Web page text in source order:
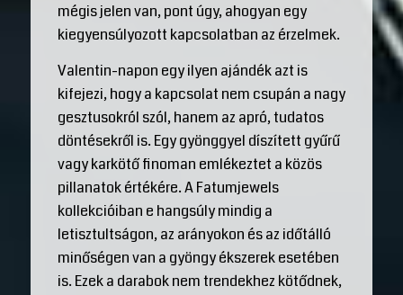
mégis jelen van, pont úgy, ahogyan egy
kiegyensúlyozott kapcsolatban az érzelmek.
Valentin-napon egy ilyen ajándék azt is
kifejezi, hogy a kapcsolat nem csupán a nagy
gesztusokról szól, hanem az apró, tudatos
döntésekről is. Egy gyönggyel díszített gyűrű
vagy karkötő finoman emlékeztet a közös
pillanatok értékére. A Fatumjewels
kollekcióiban e hangsúly mindig a
letisztultságon, az arányokon és az időtálló
minőségen van a gyöngy ékszerek esetében
is. Ezek a darabok nem trendekhez kötődnek,